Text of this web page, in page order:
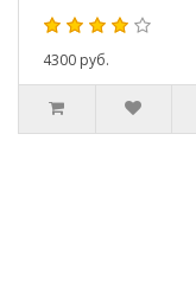
4300 руб.